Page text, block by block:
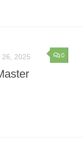
0
26, 2025